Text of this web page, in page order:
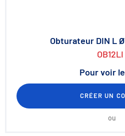
Obturateur DIN L
OB12LI
Pour voir
CRÉER UN
ou